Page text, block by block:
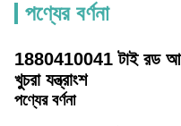
পণ্যের বর্ণনা
1880410041 টাই রড
খুচরা যন্ত্রাংশ
পণ্যের বর্ণনা